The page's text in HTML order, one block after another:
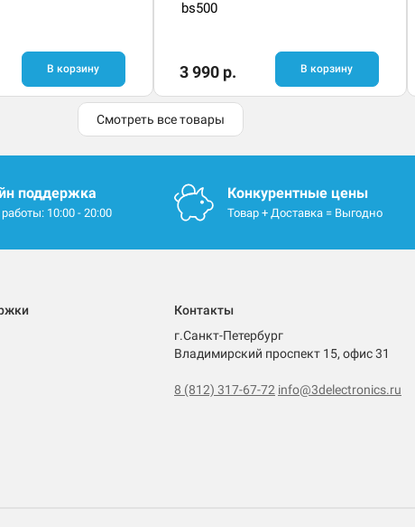
В корзину
bs500
3 990 р. В корзину
Смотреть все товары
поддержка
10:00 - 20:00
Конкурентные цены
Товар + Доставка = Выгодно
Контакты
г.Санкт-Петербург
Владимирский проспект 15, офис 31
8 (812) 317-67-72 info@3delectronics.ru